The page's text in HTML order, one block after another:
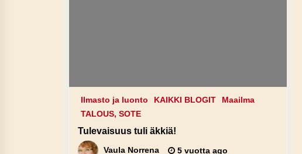
Ilmasto ja luonto KAIKKI BLOGIT
Maailma
TALOUS, SOTE
Tulevaisuus tuli äkkiä!
Vaula Norrena 5 vuotta ago